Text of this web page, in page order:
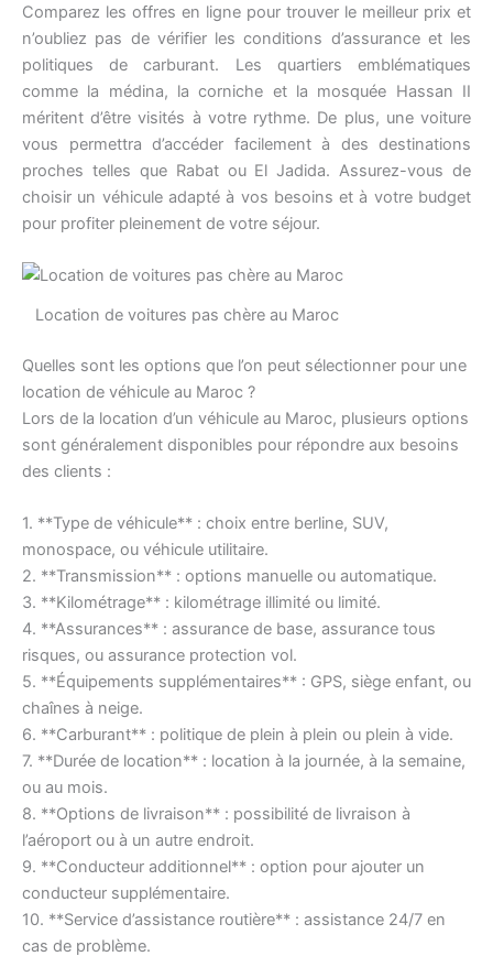
Comparez les offres en ligne pour trouver le meilleur prix et
n’oubliez pas de vérifier les conditions d’assurance et les
politiques de carburant. Les quartiers emblématiques
comme la médina, la corniche et la mosquée Hassan II
méritent d’être visités à votre rythme. De plus, une voiture
vous permettra d’accéder facilement à des destinations
proches telles que Rabat ou El Jadida. Assurez-vous de
choisir un véhicule adapté à vos besoins et à votre budget
pour profiter pleinement de votre séjour.
Location de voitures pas chère au Maroc
Quelles sont les options que l’on peut sélectionner pour une
location de véhicule au Maroc ?
Lors de la location d’un véhicule au Maroc, plusieurs options
sont généralement disponibles pour répondre aux besoins
des clients :
1. **Type de véhicule** : choix entre berline, SUV,
monospace, ou véhicule utilitaire.
2. **Transmission** : options manuelle ou automatique.
3. **Kilométrage** : kilométrage illimité ou limité.
4. **Assurances** : assurance de base, assurance tous
risques, ou assurance protection vol.
5. **Équipements supplémentaires** : GPS, siège enfant, ou
chaînes à neige.
6. **Carburant** : politique de plein à plein ou plein à vide.
7. **Durée de location** : location à la journée, à la semaine,
ou au mois.
8. **Options de livraison** : possibilité de livraison à
l’aéroport ou à un autre endroit.
9. **Conducteur additionnel** : option pour ajouter un
conducteur supplémentaire.
10. **Service d’assistance routière** : assistance 24/7 en
cas de problème.